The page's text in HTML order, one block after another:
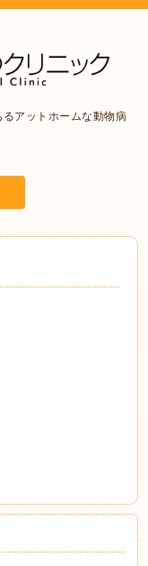
アットホームな動物病